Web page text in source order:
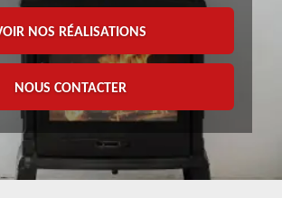
NOS RÉALISATIONS
NOUS CONTACTER